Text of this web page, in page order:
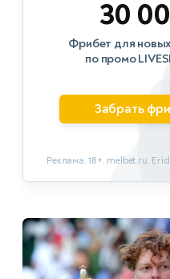
30
Фрибет для
по промо
Забрать
Реклама. 18+. melbet.ru.